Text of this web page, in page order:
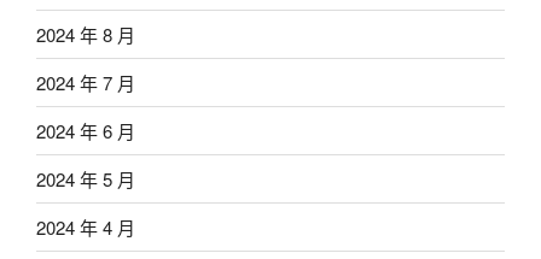
2024 年 8 月
2024 年 7 月
2024 年 6 月
2024 年 5 月
2024 年 4 月